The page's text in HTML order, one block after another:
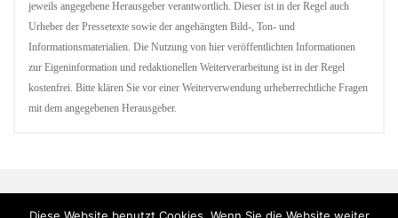
jeweils angegebene Herausgeber verantwortlich. Dieser ist in der Regel auch
Urheber der Pressetexte sowie der angehängten Bild-, Ton- und
Informationsmaterialien. Die Nutzung von hier veröffentlichten Informationen
zur Eigeninformation und redaktionellen Weiterverarbeitung ist in der Regel
kostenfrei. Bitte klären Sie vor einer Weiterverwendung urheberrechtliche Fragen
mit dem angegebenen Herausgeber.